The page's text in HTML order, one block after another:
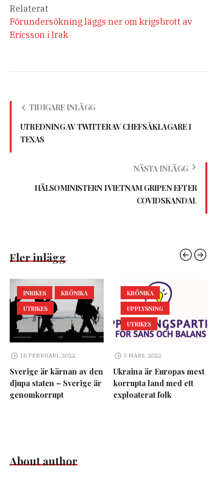
Relaterat
Förundersökning läggs ner om krigsbrott av
Ericsson i Irak
TIDIGARE INLÄGG
UTREDNING AV TWITTER AV CHEFSÅKLAGARE I
TEXAS
NÄSTA INLÄGG
HÄLSOMINISTERN I VIETNAM GRIPEN EFTER
COVIDSKANDAL
Fler inlägg
INRIKES
KRÖNIKA
UTRIKES
18 FEBRUARI, 2022
Sverige är kärnan av den
djupa staten – Sverige är
genomkorrupt
KRÖNIKA
UPPLYSNING
UTRIKES
3 MARS, 2022
Ukraina är Europas mest
korrupta land med ett
exploaterat folk
About author